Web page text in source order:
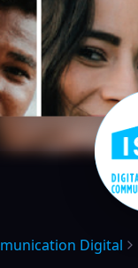
Digital